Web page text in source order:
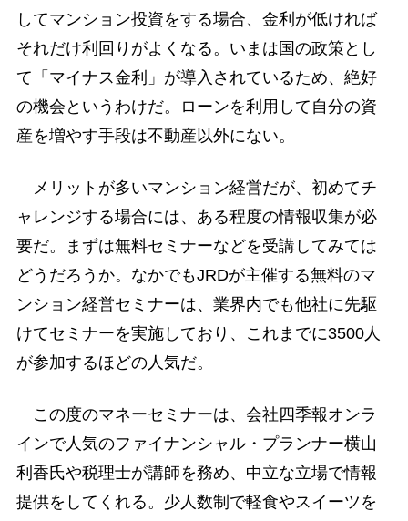
してマンション投資をする場合、金利が低ければ
それだけ利回りがよくなる。いまは国の政策とし
て「マイナス金利」が導入されているため、絶好
の機会というわけだ。ローンを利用して自分の資
産を増やす手段は不動産以外にない。
メリットが多いマンション経営だが、初めてチ
ャレンジする場合には、ある程度の情報収集が必
要だ。まずは無料セミナーなどを受講してみては
どうだろうか。なかでもJRDが主催する無料のマ
ンション経営セミナーは、業界内でも他社に先駆
けてセミナーを実施しており、これまでに3500人
が参加するほどの人気だ。
この度のマネーセミナーは、会社四季報オンラ
インで人気のファイナンシャル・プランナー横山
利香氏や税理士が講師を務め、中立な立場で情報
提供をしてくれる。少人数制で軽食やスイーツを